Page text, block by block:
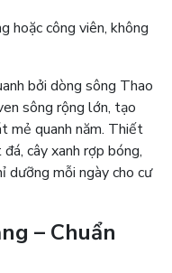
hoặc công viên, không
bởi dòng sông Thao
sông rộng lớn, tạo
mẻ quanh năm. Thiết
cây xanh rợp bóng,
dưỡng mỗi ngày cho cư
– Chuẩn